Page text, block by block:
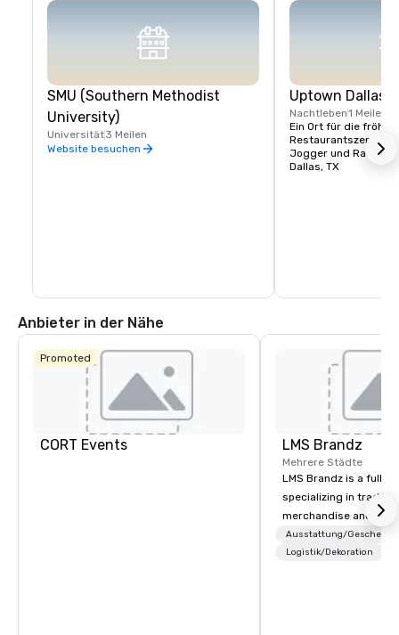
SMU (Southern Methodist
University)
Universität3 Meilen
Website besuchen
Uptown Dallas
Nachtleben1 Meile
Ein Ort für die
Restaurantszene.
Jogger und
Dallas, TX
Anbieter in der Nähe
Promoted
CORT Events LMS Brandz
Mehrere Städte
LMS Brandz is a full-
specializing in trade
merchandise and
booth giveaways and
to executive gifting,
Ausstattung/Geschenke
Logistik/Dekoration